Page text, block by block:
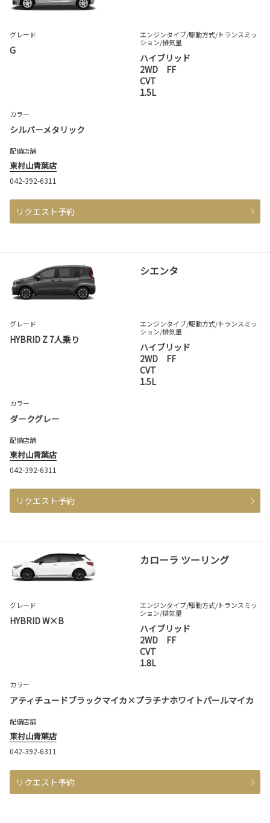
グレード
G
エンジンタイプ/駆動方式/トランスミッ
ション/排気量
ハイブリッド
2WD FF
CVT
1.5L
カラー
シルバーメタリック
配備店舗
東村山青葉店
042-392-6311
リクエスト予約
シエンタ
グレード
HYBRID Z 7人乗り
エンジンタイプ/駆動方式/トランスミッ
ション/排気量
ハイブリッド
2WD FF
CVT
1.5L
カラー
ダークグレー
配備店舗
東村山青葉店
042-392-6311
リクエスト予約
カローラ ツーリング
グレード
HYBRID W×B
エンジンタイプ/駆動方式/トランスミッ
ション/排気量
ハイブリッド
2WD FF
CVT
1.8L
カラー
アティチュードブラックマイカ×プラチナホワイトパールマイカ
配備店舗
東村山青葉店
042-392-6311
リクエスト予約